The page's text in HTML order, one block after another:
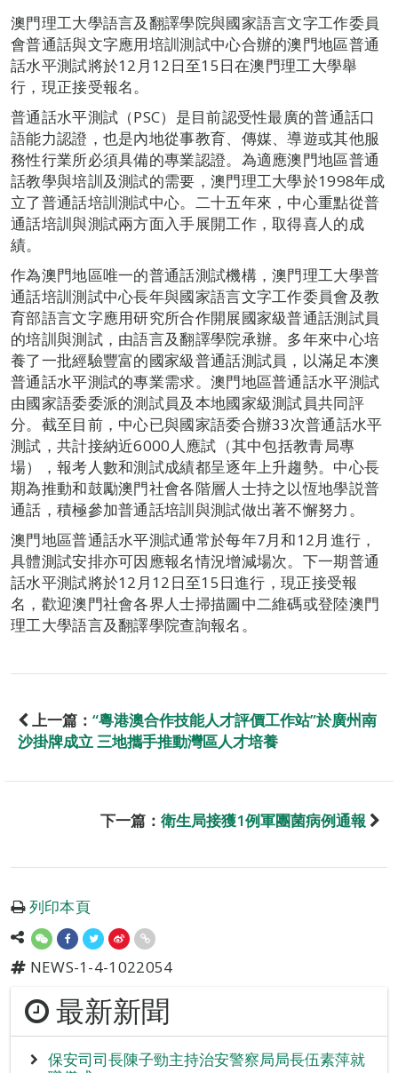
澳門理工大學語言及翻譯學院與國家語言文字工作委員
會普通話與文字應用培訓測試中心合辦的澳門地區普通
話水平測試將於12月12日至15日在澳門理工大學舉
行，現正接受報名。
普通話水平測試（PSC）是目前認受性最廣的普通話口
語能力認證，也是內地從事教育、傳媒、導遊或其他服
務性行業所必須具備的專業認證。為適應澳門地區普通
話教學與培訓及測試的需要，澳門理工大學於1998年成
立了普通話培訓測試中心。二十五年來，中心重點從普
通話培訓與測試兩方面入手展開工作，取得喜人的成
績。
作為澳門地區唯一的普通話測試機構，澳門理工大學普
通話培訓測試中心長年與國家語言文字工作委員會及教
育部語言文字應用研究所合作開展國家級普通話測試員
的培訓與測試，由語言及翻譯學院承辦。多年來中心培
養了一批經驗豐富的國家級普通話測試員，以滿足本澳
普通話水平測試的專業需求。澳門地區普通話水平測試
由國家語委委派的測試員及本地國家級測試員共同評
分。截至目前，中心已與國家語委合辦33次普通話水平
測試，共計接納近6000人應試（其中包括教青局專
場），報考人數和測試成績都呈逐年上升趨勢。中心長
期為推動和鼓勵澳門社會各階層人士持之以恆地學説普
通話，積極參加普通話培訓與測試做出著不懈努力。
澳門地區普通話水平測試通常於每年7月和12月進行，
具體測試安排亦可因應報名情況增減場次。下一期普通
話水平測試將於12月12日至15日進行，現正接受報
名，歡迎澳門社會各界人士掃描圖中二維碼或登陸澳門
理工大學語言及翻譯學院查詢報名。
上一篇： “粵港澳合作技能人才評價工作站”於廣州南
沙掛牌成立 三地攜手推動灣區人才培養
下一篇： 衛生局接獲1例軍團菌病例通報
列印本頁
NEWS-1-4-1022054
最新新聞
保安司司長陳子勁主持治安警察局局長伍素萍就